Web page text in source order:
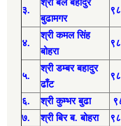
३.
श्रीबल बहादुर
बुढामगर
४.
श्री कमल सिंह
बोहरा
५.
श्री डम्बर बहादुर
ढाँट
६. श्री कुम्भर बुढा
७. श्री बिर ब. बोहरा